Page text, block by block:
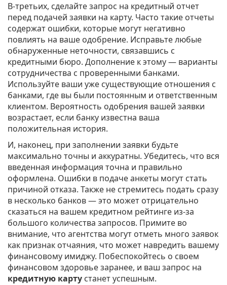
В-третьих, сделайте запрос на кредитный отчет
перед подачей заявки на карту. Часто такие отчеты
содержат ошибки, которые могут негативно
повлиять на ваше одобрение. Исправьте любые
обнаруженные неточности, связавшись с
кредитными бюро. Дополнение к этому — варианты
сотрудничества с проверенными банками.
Используйте ваши уже существующие отношения с
банками, где вы были постоянным и ответственным
клиентом. Вероятность одобрения вашей заявки
возрастает, если банку известна ваша
положительная история.
И, наконец, при заполнении заявки будьте
максимально точны и аккуратны. Убедитесь, что вся
введенная информация точна и правильно
оформлена. Ошибки в подаче анкеты могут стать
причиной отказа. Также не стремитесь подать сразу
в несколько банков — это может отрицательно
сказаться на вашем кредитном рейтинге из-за
большого количества запросов. Примите во
внимание, что агентства могут отметь много заявок
как признак отчаяния, что может навредить вашему
финансовому имиджу. Побеспокойтесь о своем
финансовом здоровье заранее, и ваш запрос на
кредитную карту станет успешным.